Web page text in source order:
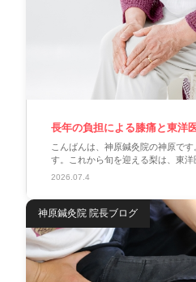
長年の負担による膝痛と東洋
こんばんは、神原鍼灸院の神原で
す。これから旬を迎える梨は、東
2026.07.4
神原鍼灸院 院長ブログ